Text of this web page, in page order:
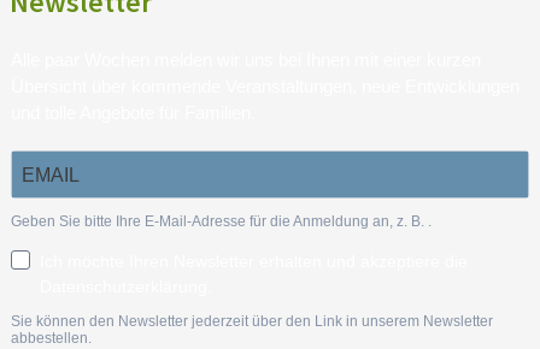
Geben Sie bitte Ihre E-Mail-Adresse für die Anmeldung an, z. B. .
Sie können den Newsletter jederzeit über den Link in unserem Newsletter
abbestellen.